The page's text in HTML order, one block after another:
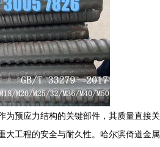
为预应力结构的关键部件，其质量直接关
大工程的安全与耐久性。哈尔滨倚道金属